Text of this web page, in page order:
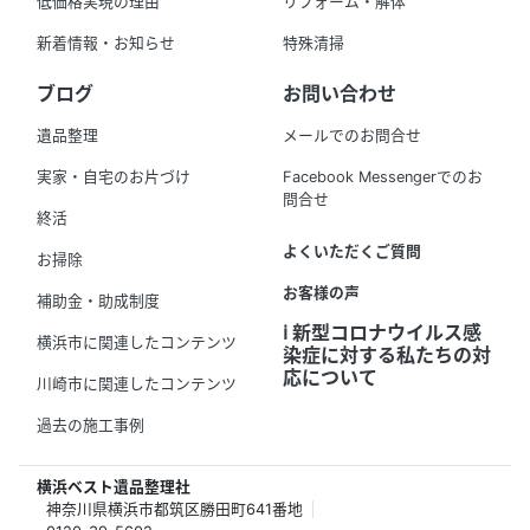
新着情報・お知らせ 特殊清掃
ブログ
遺品整理
実家・自宅のお片づけ
終活
お掃除
補助金・助成制度
横浜市に関連したコンテンツ
川崎市に関連したコンテンツ
過去の施工事例
お問い合わせ
メールでのお問合せ
Facebook Messengerでのお
問合せ
よくいただくご質問
お客様の声
ℹ️ 新型コロナウイルス感
染症に対する私たちの対
応について
横浜ベスト遺品整理社
神奈川県横浜市都筑区勝田町641番地